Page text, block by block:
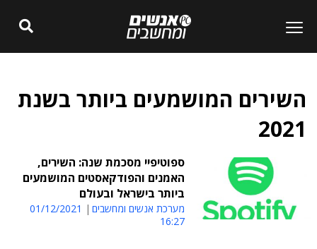
השירים המושמעים ביותר בשנת
2021
ספוטיפיי מסכמת שנה: השירים,
האמנים והפודקאסטים המושמעים
ביותר בישראל ובעולם
מערכת אנשים ומחשבים
01/12/2021
16:27